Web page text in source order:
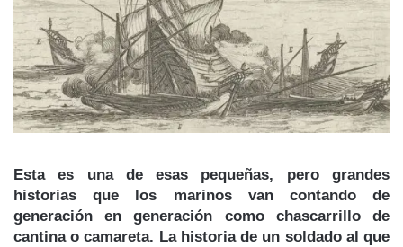
Esta es una de esas pequeñas, pero grandes
historias que los marinos van contando de
generación en generación como chascarrillo de
cantina o camareta. La historia de un soldado al que